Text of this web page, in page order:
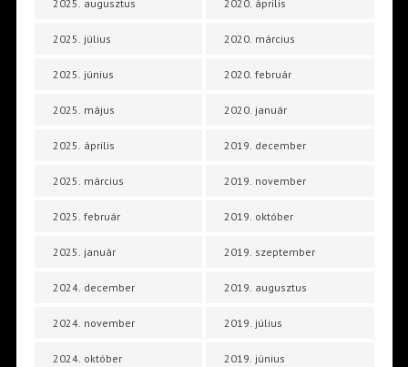
2025. augusztus
2025. július
2025. június
2025. május
2025. április
2025. március
2025. február
2025. január
2024. december
2024. november
2024. október
2020. április
2020. március
2020. február
2020. január
2019. december
2019. november
2019. október
2019. szeptember
2019. augusztus
2019. július
2019. június